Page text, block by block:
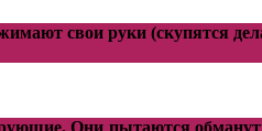
свои руки (скупятся
Они пытаются